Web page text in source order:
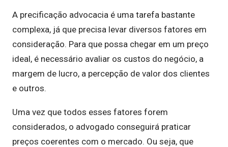
A precificação advocacia é uma tarefa bastante
complexa, já que precisa levar diversos fatores em
consideração. Para que possa chegar em um preço
ideal, é necessário avaliar os custos do negócio, a
margem de lucro, a percepção de valor dos clientes
e outros.
Uma vez que todos esses fatores forem
considerados, o advogado conseguirá praticar
preços coerentes com o mercado. Ou seja, que